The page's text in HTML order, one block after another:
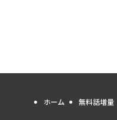
ホーム 無料話増量